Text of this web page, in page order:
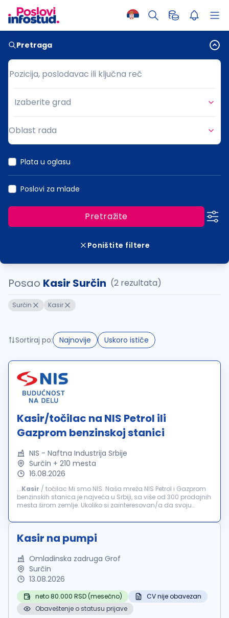
Pretraga
Pozicija, poslodavac ili ključna reč
Pozicija, poslodavac ili ključna reč
Grad
Izaberite grad
Oblast rada
Plata u oglasu
Poslovi za mlade
Pretražite
Poništite filtere
Posao Kasir Surčin (2 rezultata)
Surčin Kasir
Sortiraj po: Najnovije Uskoro ističe
Kasir/točilac na NIS Petrol ili
Gazprom benzinskoj stanici
NIS - Naftna Industrija Srbije
Surčin + 210 mesta
16.08.2026
...Kasir / točilac Mi smo NIS. Naša mreža NIS Petrol i Gazprom
benzinskih stanica je najveća u Srbiji, sa više od 300 prodajnih
mesta širom zemlje. Ukoliko si zainteresovan/a da svoju
Kasir na pumpi
Omladinska zadruga Grof
Surčin
13.08.2026
neto 80.000 RSD (mesečno)
CV nije obavezan
Obaveštenje o statusu prijave